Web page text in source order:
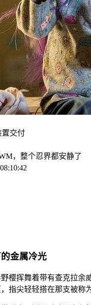
，整个忍界都安静了
金属冷光
樱挥舞着带有查克拉
指尖轻轻搭在那支被称